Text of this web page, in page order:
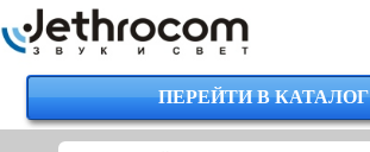
ПЕРЕЙТИ В КАТАЛОГ